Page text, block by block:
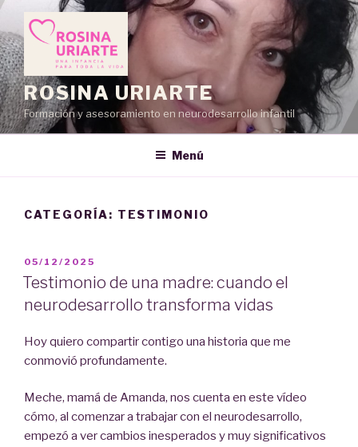
Saltar
al
contenido
ROSINA URIARTE
Formación y asesoramiento en neurodesarrollo infantil
Menú
CATEGORÍA: TESTIMONIO
PUBLICADO
EL
05/12/2025
Testimonio de una madre: cuando el
neurodesarrollo transforma vidas
Hoy quiero compartir contigo una historia que me
conmovió profundamente.
Meche, mamá de Amanda, nos cuenta en este vídeo
cómo, al comenzar a trabajar con el neurodesarrollo,
empezó a ver cambios inesperados y muy significativos